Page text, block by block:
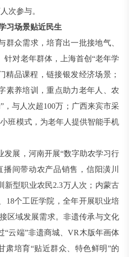
次参与。
习场景贴近民生
众需求，培育出一批接地气、
针对老年群体，上海首创“老年学
精品课程，链接银发经济场景；
素养培训，重点助力老年人、农
，与人次超100万；广西来宾市采
班模式，为老年人提供智能手机
展，河南开展“数字助农学习行
间带动农产品销售，信阳潢川
新型职业农民2.3万人次；内蒙古
18个工匠学院，全年开展职业培
区域发展需求。非遗传承与文化
“云端”非遗商城、VR木版年画体
肃培育“贴近群众、特色鲜明”的